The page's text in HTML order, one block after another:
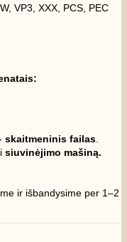
VP3, XXX, PCS, PEC
skaitmeninis failas
siuvinėjimo mašiną.
ir išbandysime per 1–2